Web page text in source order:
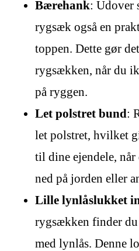
Bærehank: Udover
rygsæk også en
toppen. Dette gør
rygsækken, når du
på ryggen.
Let polstret bund:
let polstret, hvilket
til dine ejendele,
ned på jorden eller
Lille lynlåslukket
rygsækken finder
med lynlås. Denne